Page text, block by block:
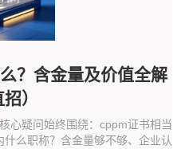
？含金量及价值全解
）
心疑问始终围绕：cppm证书相当
么职称？含金量够不够、企业认